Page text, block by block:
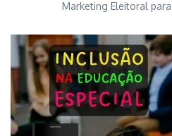
Marketing Eleitoral